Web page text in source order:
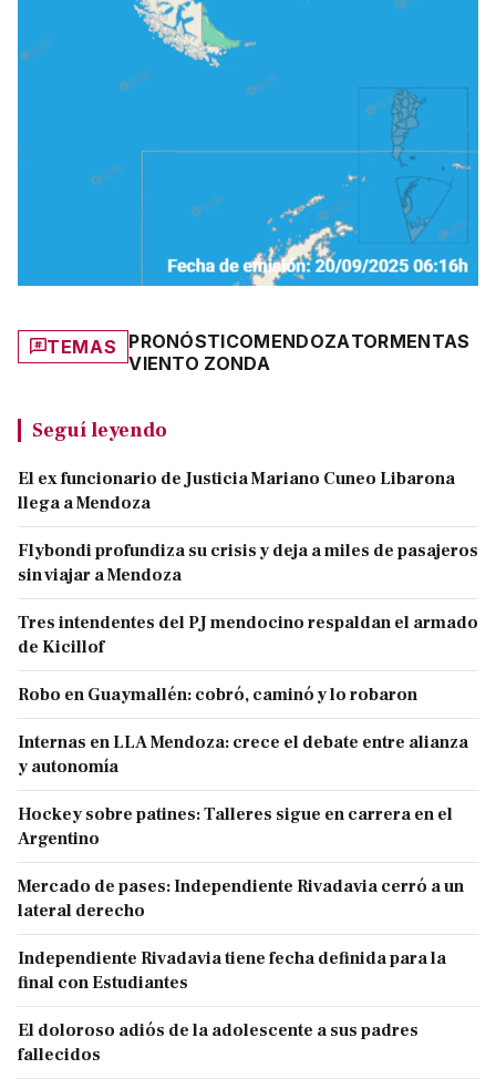
TEMAS PRONÓSTICOMENDOZATORMENTAS
VIENTO ZONDA
Seguí leyendo
El ex funcionario de Justicia Mariano Cuneo Libarona
llega a Mendoza
Flybondi profundiza su crisis y deja a miles de pasajeros
sin viajar a Mendoza
Tres intendentes del PJ mendocino respaldan el armado
de Kicillof
Robo en Guaymallén: cobró, caminó y lo robaron
Internas en LLA Mendoza: crece el debate entre alianza
y autonomía
Hockey sobre patines: Talleres sigue en carrera en el
Argentino
Mercado de pases: Independiente Rivadavia cerró a un
lateral derecho
Independiente Rivadavia tiene fecha definida para la
final con Estudiantes
El doloroso adiós de la adolescente a sus padres
fallecidos